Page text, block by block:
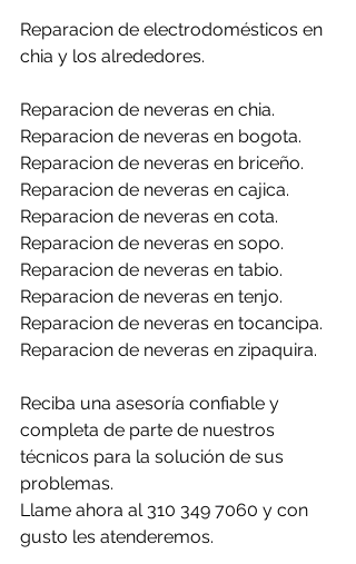
Reparacion de electrodomésticos en
chia y los alrededores.
Reparacion de neveras en chia.
Reparacion de neveras en bogota.
Reparacion de neveras en briceño.
Reparacion de neveras en cajica.
Reparacion de neveras en cota.
Reparacion de neveras en sopo.
Reparacion de neveras en tabio.
Reparacion de neveras en tenjo.
Reparacion de neveras en tocancipa.
Reparacion de neveras en zipaquira.
Reciba una asesoría confiable y
completa de parte de nuestros
técnicos para la solución de sus
problemas.
Llame ahora al 310 349 7060 y con
gusto les atenderemos.